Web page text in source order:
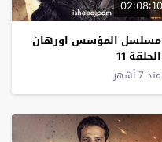
02:08:10
مسلسل المؤسس اورهان
الحلقة 11
منذ 7 أشهر